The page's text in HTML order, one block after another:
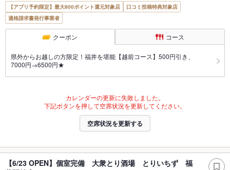
【アプリ予約限定】最大800ポイント還元対象店
口コミ投稿特典対象店
適格請求書発行事業者
クーポン コース
県外からお越しの方限定！福井を堪能【越前コース】500円引き、
7000円→6500円★
カレンダーの更新に失敗しました。
下記ボタンを押して空席状況を更新してください。
空席状況を更新する
【6/23 OPEN】個室完備 大衆とり酒場 とりいちず 福